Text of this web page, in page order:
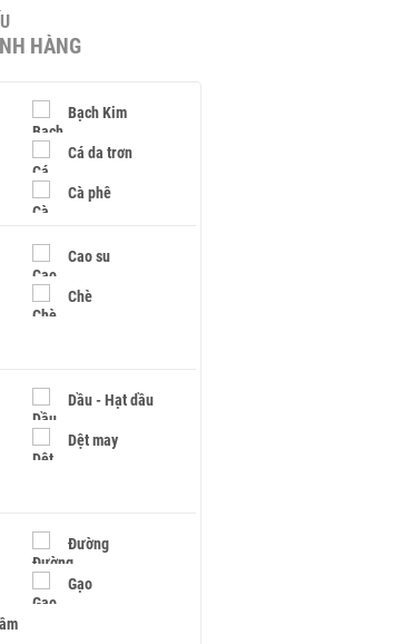
HÀNG
Bạch Kim
Cá da trơn
Cà phê
Cao su
Chè
Dầu - Hạt dầu
Dệt may
Đường
Gạo